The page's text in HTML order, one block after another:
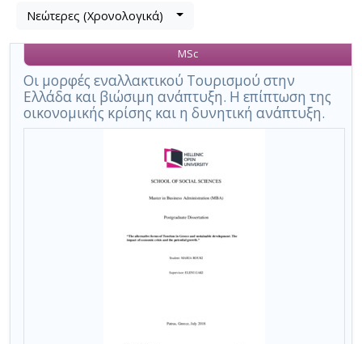
Βρέθηκε
αποτέλεσμα
,
σύνολο
σελίδων
Λίστα
τα
αποτελέσματα
αναζήτησης:
Νεώτερες (Χρονολογικά)
Οι μορφές εναλλακτικού Τουρισμού στην
Ελλάδα και βιώσιμη ανάπτυξη. Η επίπτωση της
οικονομικής κρίσης και η δυνητική ανάπτυξη.
MSc